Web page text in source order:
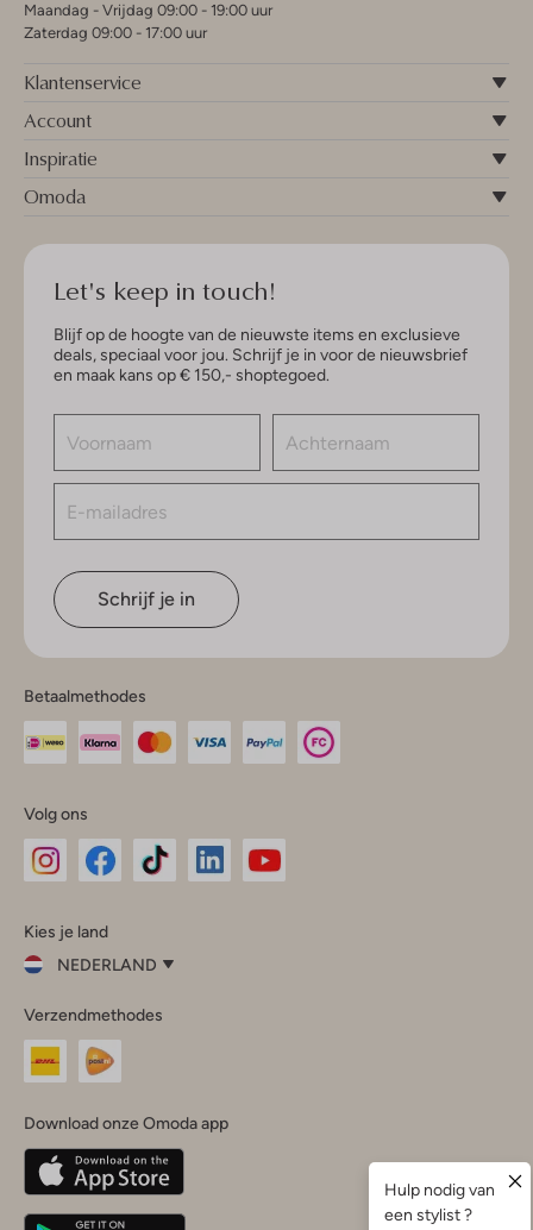
Maandag - Vrijdag 09:00 - 19:00 uur
Zaterdag 09:00 - 17:00 uur
Klantenservice
Account
Inspiratie
Omoda
Let's keep in touch!
Blijf op de hoogte van de nieuwste items en exclusieve
deals, speciaal voor jou. Schrijf je in voor de nieuwsbrief
en maak kans op € 150,- shoptegoed.
Schrijf je in
Betaalmethodes
Volg ons
InstagramFacebook
Kies je land
NEDERLAND
je
land
Nederland
Belgique(Français)
Deutschland
Verzendmethodes
Download onze Omoda app